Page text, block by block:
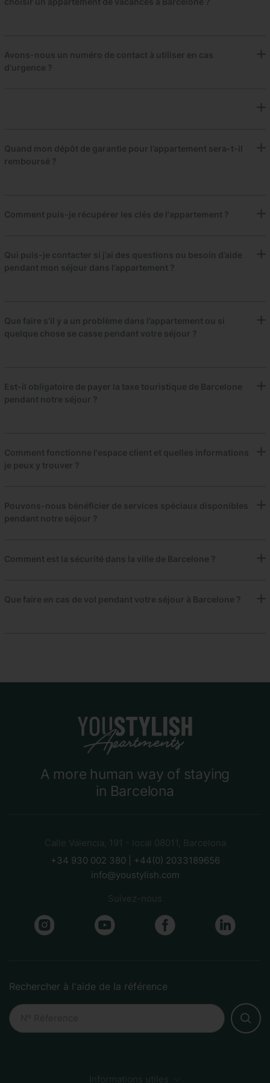
Avons-nous un numéro de contact à utiliser en cas
d'urgence ?
Quand mon dépôt de garantie pour l’appartement sera-t-il
remboursé ?
Comment puis-je récupérer les clés de l'appartement ?
Qui puis-je contacter si j’ai des questions ou besoin d’aide
pendant mon séjour dans l’appartement ?
Que faire s’il y a un problème dans l’appartement ou si
quelque chose se casse pendant votre séjour ?
Est-il obligatoire de payer la taxe touristique de Barcelone
pendant notre séjour ?
Comment fonctionne l'espace client et quelles informations
je peux y trouver ?
Pouvons-nous bénéficier de services spéciaux disponibles
pendant notre séjour ?
Comment est la sécurité dans la ville de Barcelone ?
Que faire en cas de vol pendant votre séjour à Barcelone ?
A more human way of staying
in Barcelona
Calle Valencia, 191 - local 08011, Barcelona
+34 930 002 380 | +44(0) 2033189656
info@youstylish.com
Suivez-nous
Rechercher à l'aide de la référence
Informations utiles